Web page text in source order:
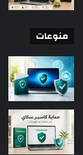
منوعات